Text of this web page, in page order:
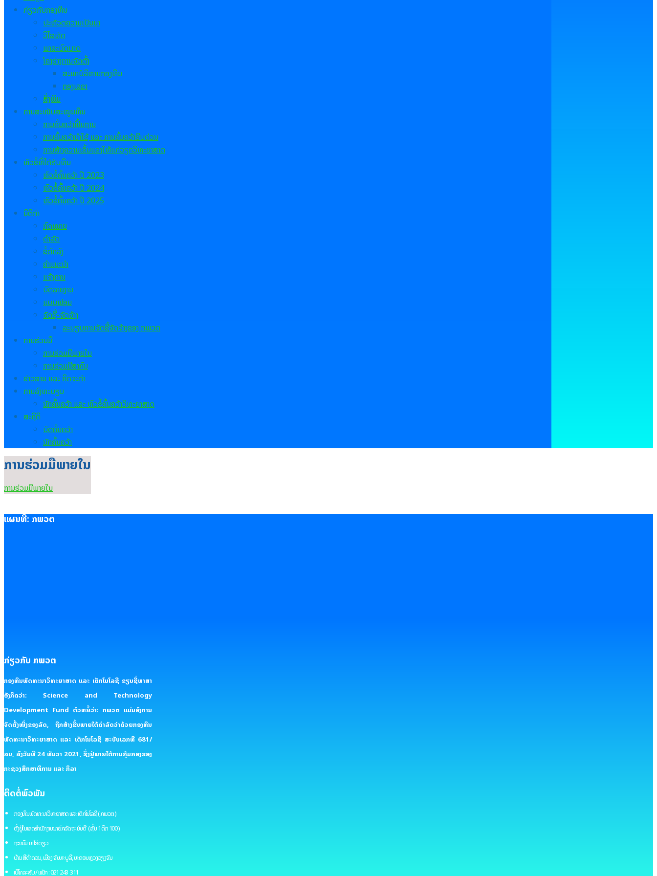
ກ່ຽວກັບກອງທຶນ
ປະຫັວດຄວາມເປັນມາ
ວິໄສທັດ
ພາລະບົດບາດ
ໂຄງຮ່າງການຈັດຕັ້ງ
ສະພາບໍລິຫານກອງທຶນ
ກອງເລຂາ
ສິ່ງພິມ
ການສະໜັບສະໜູນທຶນ
ການຄົ້ນຄວ້າຟື້ນຖານ
ການຄົ້ນຄວ້ານຳໃຊ້ ແລະ ການຄົ້ນຄວ້າຮີບດ່ວນ
ການສ້າງຄວາມເຂັ້ມແຂງໃຫ້ແກ່ວຽກວິທະຍາສາດ
ຫົວຂໍ້ທີ່ໄດ້ຮັບທຶນ
ຫົວຂໍ້ຄົ້ນຄວ້າ ປີ2023
ຫົວຂໍ້ຄົ້ນຄວ້າ ປີ 2024
ຫົວຂໍ້ຄົ້ນຄວ້າ ປີ 2025
ນິຕິກຳ
ກົດໝາຍ
ດຳລັດ
ຂໍ້ຕົກລົງ
ຄຳແນະນຳ
ແຈ້ງການ
ບົດລາຍງານ
ແບບຟອມ
ຈັດຊື້-ຈັດຈ້າງ
ລະບຽບການຈັດຊື້ຈັດຈ້າງຂອງ ກພວຕ
ການຮ່ວມມື
ການຮ່ວມມືພາຍໃນ
ການຮ່ວມມືສາກົນ
ຂ່າວສານ ແລະ ກິດຈະກຳ
ການລົງທະບຽນ
ນັກຄົ້ນຄວ້າ ແລະ ຫົວຂໍ້ຄົ້ນຄວ້າວິທະຍາສາດ
ສະຖິຕິ
ບົດຄົ້ນຄວ້າ
ນັກຄົ້ນຄວ້າ
ການຮ່ວມມືພາຍໃນ
ການຮ່ວມມືພາຍໃນ
ແຜນທີ່: ກພວຕ
ກ່ຽວກັບ ກພວຕ
ກອງທຶນພັດທະນາວິທະຍາສາດ ແລະ ເຕັກໂນໂລຊີ ຂຽນຊື່ພາສາ
ອັງກິດວ່າ: Science and Technology
Development Fund ຕົວຫຍໍ້ວ່າ: ກພວຕ ແມ່ນອົງການ
ຈັດຕັ້ງໜຶ່ງຂອງລັດ, ຖືກສ້າງຂຶ້ນພາຍໃຕ້ດໍາລັດວ່າດ້ວຍກອງທຶນ
ພັດທະນາວິທະຍາສາດ ແລະ ເຕັກໂນໂລຊີ ສະບັບເລກທີ 681/
ລບ, ລົງວັນທີ 24 ທັນວາ 2021, ຊຶ່ງຢູ່ພາຍໃຕ້ການຄຸ້ມຄອງຂອງ
ກະຊວງສຶກສາທິການ ແລະ ກິລາ
ຕິດຕໍ່ພົວພັນ
ກອງທຶນພັດທະນາວິທະຍາສາດ ແລະ ເຕັກໂນໂລຊີ ( ກພວຕ )
ຕັ້ງຢູ່ໃນເຂດສຳນັກງານນາຍົກລັດຖະມົນຕີ ( ຊັ້ນ 1 ຕຶກ 100 )
ຖະໜົນ ນາໄຮ່ດຽວ
ບ້ານ ສີດຳດວນ, ເມືອງ ຈັນທະບູລີ, ນະຄອນຫຼວງວຽງຈັນ
ເບີໂທລະສັບ / ແຟັກ : 021 243 311